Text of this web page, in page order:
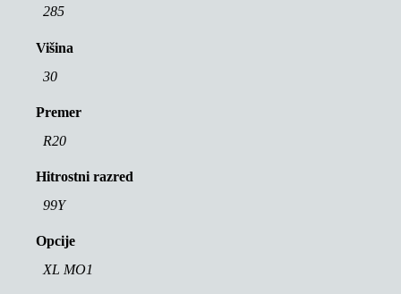
285
Višina
30
Premer
R20
Hitrostni razred
99Y
Opcije
XL MO1